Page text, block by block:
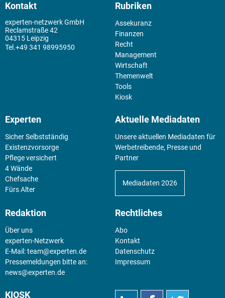
Kontakt
experten-netzwerk GmbH
Reclamstraße 42
04315 Leipzig
+49 341 98995950
Rubriken
Assekuranz
Finanzen
Recht
Management
Wirtschaft
Themenwelt
Tools
Kiosk
Experten
Sicher Selbstständig
Existenz­vorsorge
Pflege versichert
4 Wände
Chefsache
Fürs Alter
Aktuelle Mediadaten
Unsere aktuellen Mediadaten für
Werbetreibende, Presse und
Partner
Mediadaten 2026
Redaktion
Über uns
experten-Netzwerk
E-Mail:team@experten.de
Pressemeldungen bitte an:
news@experten.de
Rechtliches
Abo
Kontakt
Datenschutz
Impressum
KIOSK